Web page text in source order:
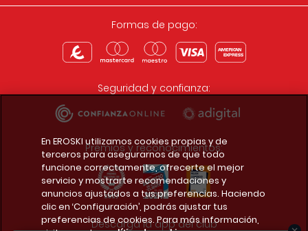
Formas de pago:
Seguridad y confianza:
Premios y reconocimientos:
Descarga la app del club
En EROSKI utilizamos cookies propias y de
terceros para asegurarnos de que todo
funcione correctamente, ofrecerte el mejor
servicio y mostrarte recomendaciones y
anuncios ajustados a tus preferencias. Haciendo
clic en ‘Configuración’, podrás ajustar tus
preferencias de cookies. Para más información,